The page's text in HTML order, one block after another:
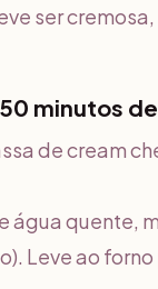
ser cremosa,
minutos
de cream
água quente,
Leve ao